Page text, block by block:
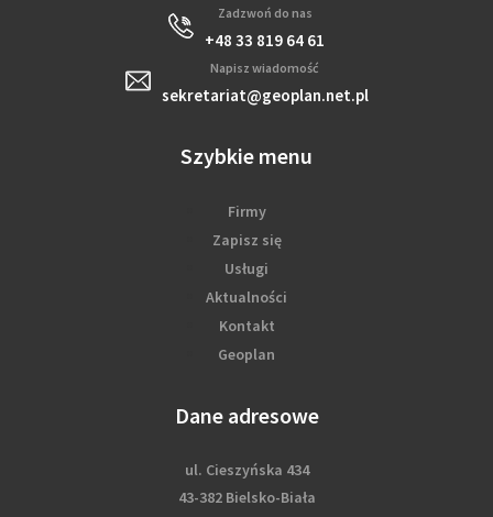
Zadzwoń do nas
+48 33 819 64 61
Napisz wiadomość
sekretariat@geoplan.net.pl
Szybkie menu
Firmy
Zapisz się
Usługi
Aktualności
Kontakt
Geoplan
Dane adresowe
ul. Cieszyńska 434
43-382 Bielsko-Biała